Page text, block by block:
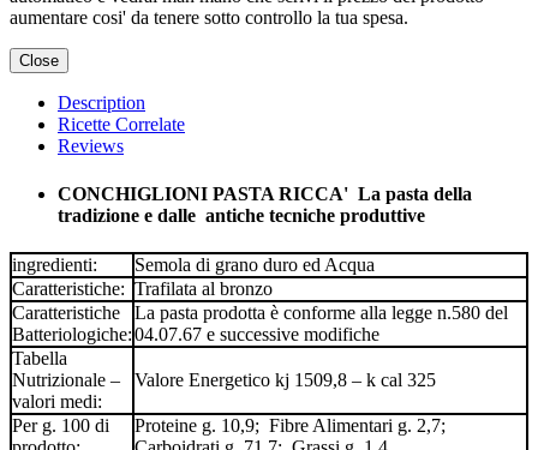
aumentare cosi' da tenere sotto controllo la tua spesa.
Close
Description
Ricette Correlate
Reviews
CONCHIGLIONI PASTA RICCA' La pasta della
tradizione e dalle antiche tecniche produttive
ingredienti:
Semola di grano duro ed Acqua
Caratteristiche: Trafilata al bronzo
Caratteristiche
Batteriologiche:
La pasta prodotta è conforme alla legge n.580 del
04.07.67 e successive modifiche
Tabella
Nutrizionale –
valori medi:
Valore Energetico kj 1509,8 – k cal 325
Per g. 100 di
Proteine g. 10,9; Fibre Alimentari g. 2,7;